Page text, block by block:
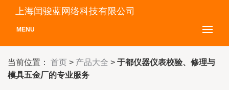
上海闰骏蓝网络科技有限公司
MENU
当前位置： 首页 > 产品大全 > 于都仪器仪表校验、修理与
模具五金厂的专业服务